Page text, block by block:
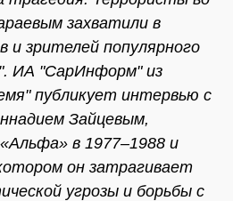
захватили в
и зрителей популярного
ИА "СарИнформ" из
публикует интервью с
Зайцевым,
в 1977–1988 и
он затрагивает
угрозы и борьбы с